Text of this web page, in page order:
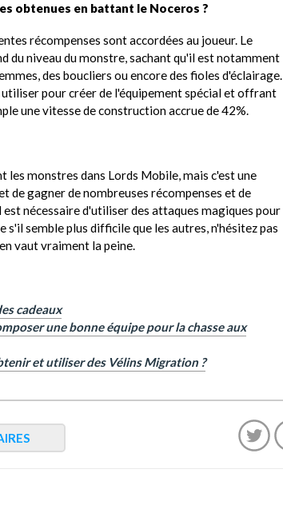
obtenues en battant le Noceros ?
récompenses sont accordées au joueur. Le
du niveau du monstre, sachant qu'il est notamment
des boucliers ou encore des fioles d'éclairage.
pour créer de l'équipement spécial et offrant
une vitesse de construction accrue de 42%.
les monstres dans Lords Mobile, mais c'est une
de gagner de nombreuses récompenses et de
nécessaire d'utiliser des attaques magiques pour
s'il semble plus difficile que les autres, n'hésitez pas
vaut vraiment la peine.
cadeaux
une bonne équipe pour la chasse aux
et utiliser des Vélins Migration ?